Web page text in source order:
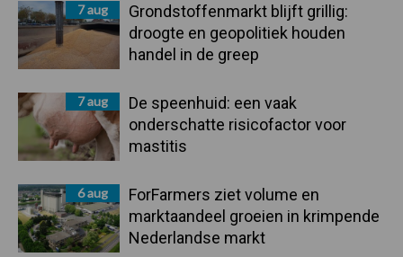
7 aug
Grondstoffenmarkt blijft grillig:
droogte en geopolitiek houden
handel in de greep
7 aug
De speenhuid: een vaak
onderschatte risicofactor voor
mastitis
6 aug
ForFarmers ziet volume en
marktaandeel groeien in krimpende
Nederlandse markt